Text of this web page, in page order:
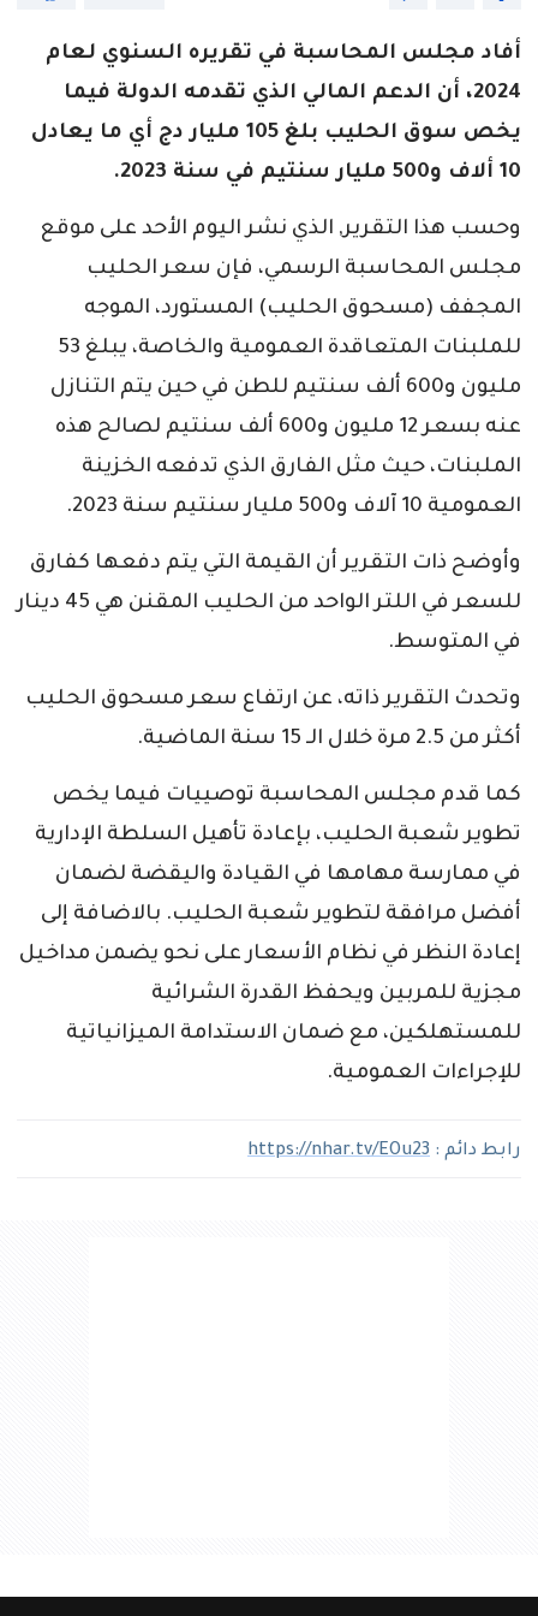
أفاد مجلس المحاسبة في تقريره السنوي لعام
2024، أن الدعم المالي الذي تقدمه الدولة فيما
يخص سوق الحليب بلغ 105 مليار دج أي ما يعادل
10 ألاف و500 مليار سنتيم في سنة 2023.
وحسب هذا التقرير, الذي نشر اليوم الأحد على موقع
مجلس المحاسبة الرسمي، فإن سعر الحليب
المجفف (مسحوق الحليب) المستورد، الموجه
للملبنات المتعاقدة العمومية والخاصة، يبلغ 53
مليون و600 ألف سنتيم للطن في حين يتم التنازل
عنه بسعر 12 مليون و600 ألف سنتيم لصالح هذه
الملبنات، حيث مثل الفارق الذي تدفعه الخزينة
العمومية 10 آلاف و500 مليار سنتيم سنة 2023.
وأوضح ذات التقرير أن القيمة التي يتم دفعها كفارق
للسعر في اللتر الواحد من الحليب المقنن هي 45 دينار
في المتوسط.
وتحدث التقرير ذاته، عن ارتفاع سعر مسحوق الحليب
أكثر من 2.5 مرة خلال الـ 15 سنة الماضية.
كما قدم مجلس المحاسبة توصييات فيما يخص
تطوير شعبة الحليب، بإعادة تأهيل السلطة الإدارية
في ممارسة مهامها في القيادة واليقضة لضمان
أفضل مرافقة لتطوير شعبة الحليب. بالاضافة إلى
إعادة النظر في نظام الأسعار على نحو يضمن مداخيل
مجزية للمربين ويحفظ القدرة الشرائية
للمستهلكين، مع ضمان الاستدامة الميزانياتية
للإجراءات العمومية.
رابط دائم : https://nhar.tv/EOu23